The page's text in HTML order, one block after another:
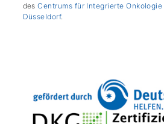
desCentrums für Integrierte
Düsseldorf.